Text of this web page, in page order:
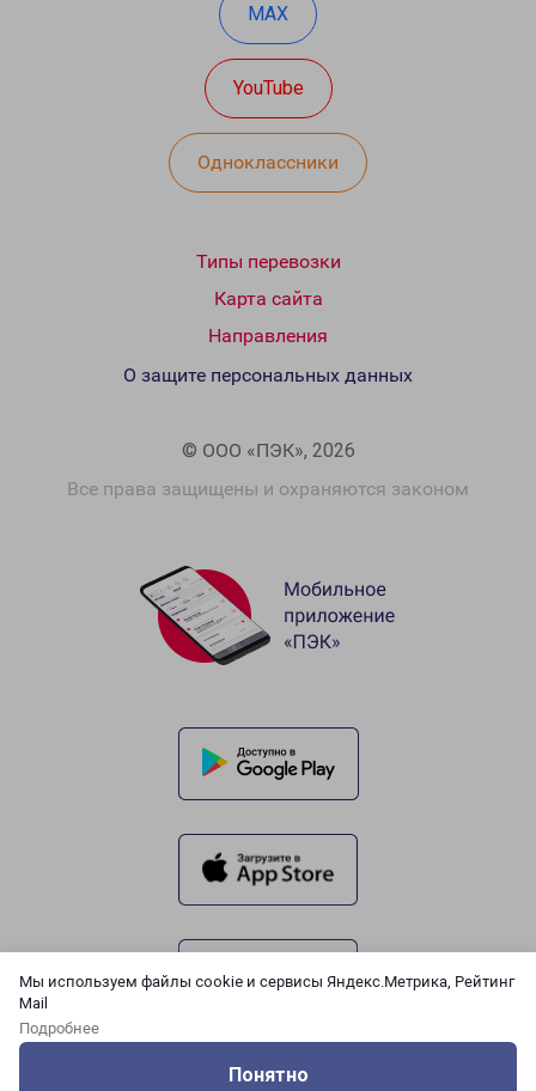
Мы используем файлы cookie и сервисы Яндекс.Метрика, Рейтинг
Mail
Подробнее
Понятно
MAX
YouTube
Одноклассники
Типы перевозки
Карта сайта
Направления
© ООО «ПЭК», 2026
Все права защищены и охраняются законом
О защите персональных данных